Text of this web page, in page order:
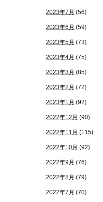
2023年7月 (56)
2023年6月 (59)
2023年5月 (73)
2023年4月 (75)
2023年3月 (85)
2023年2月 (72)
2023年1月 (92)
2022年12月 (90)
2022年11月 (115)
2022年10月 (92)
2022年9月 (76)
2022年8月 (79)
2022年7月 (70)